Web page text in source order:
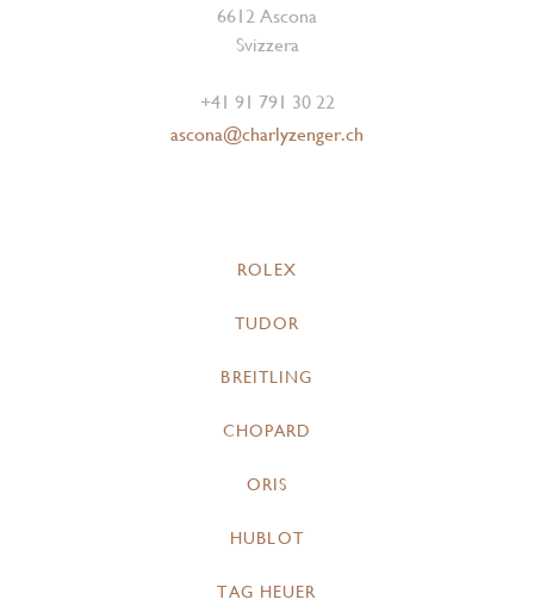
6612 Ascona
Svizzera
+41 91 791 30 22
ascona@charlyzenger.ch
ROLEX
TUDOR
BREITLING
CHOPARD
ORIS
HUBLOT
TAG HEUER